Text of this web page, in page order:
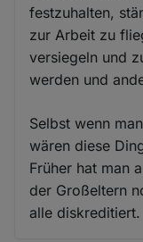
festzuhalten,
zur Arbeit zu
versiegeln und
werden und
Selbst wenn
wären diese
Früher hat man
der Großeltern
alle diskreditiert.